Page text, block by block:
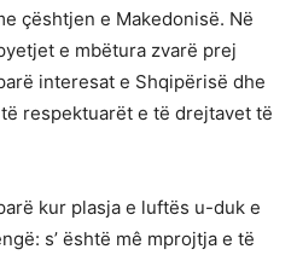
çështjen e Makedonisë. Në
e mbëtura zvarë prej
interesat e Shqipërisë dhe
respektuarët e të drejtavet të
kur plasja e luftës u-duk e
s’ është mê mprojtja e të